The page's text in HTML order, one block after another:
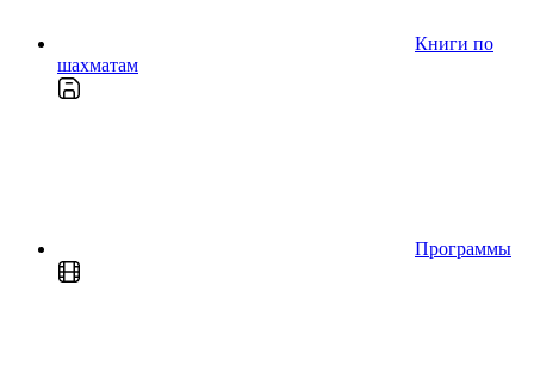
Книги по
шахматам
Программы